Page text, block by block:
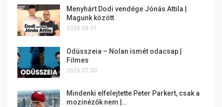
Menyhárt Dodi vendége Jónás Attila |
Magunk között
2026.08.01.
Odüsszeia – Nolan ismét odacsap |
Filmes
2026.07.30.
Mindenki elfelejtette Peter Parkert, csak a
mozinézők nem |…